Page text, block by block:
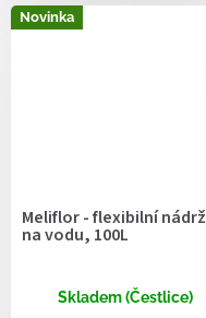
Novinka
Meliflor - flexibilní nádrž
na vodu, 100L
Skladem (Čestlice)